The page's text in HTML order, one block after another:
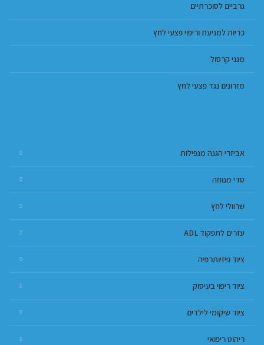
גרביים לסוכרתיים
כריות למניעת וריפוי פצעי לחץ
מגני קרסול
מזרונים נגד פצעי לחץ
אביזרי הגנה מנפילות
סדי מנוחה
שרוולי לחץ
עזרים לתפקוד ADL
ציוד פיזיותרפיה
ציוד ריפוי בעיסוק
ציוד שיקומי לילדים
ריהוט ריפואי